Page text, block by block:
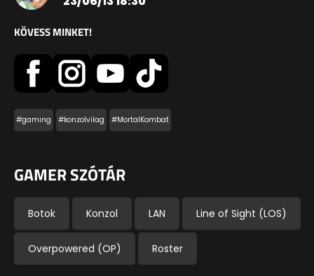
KÖVESS MINKET!
#gaming #konzolvilag #MortalKombat
GAMER SZÓTÁR
Botok Konzol LAN Line of Sight (LOS)
Overpowered (OP) Roster